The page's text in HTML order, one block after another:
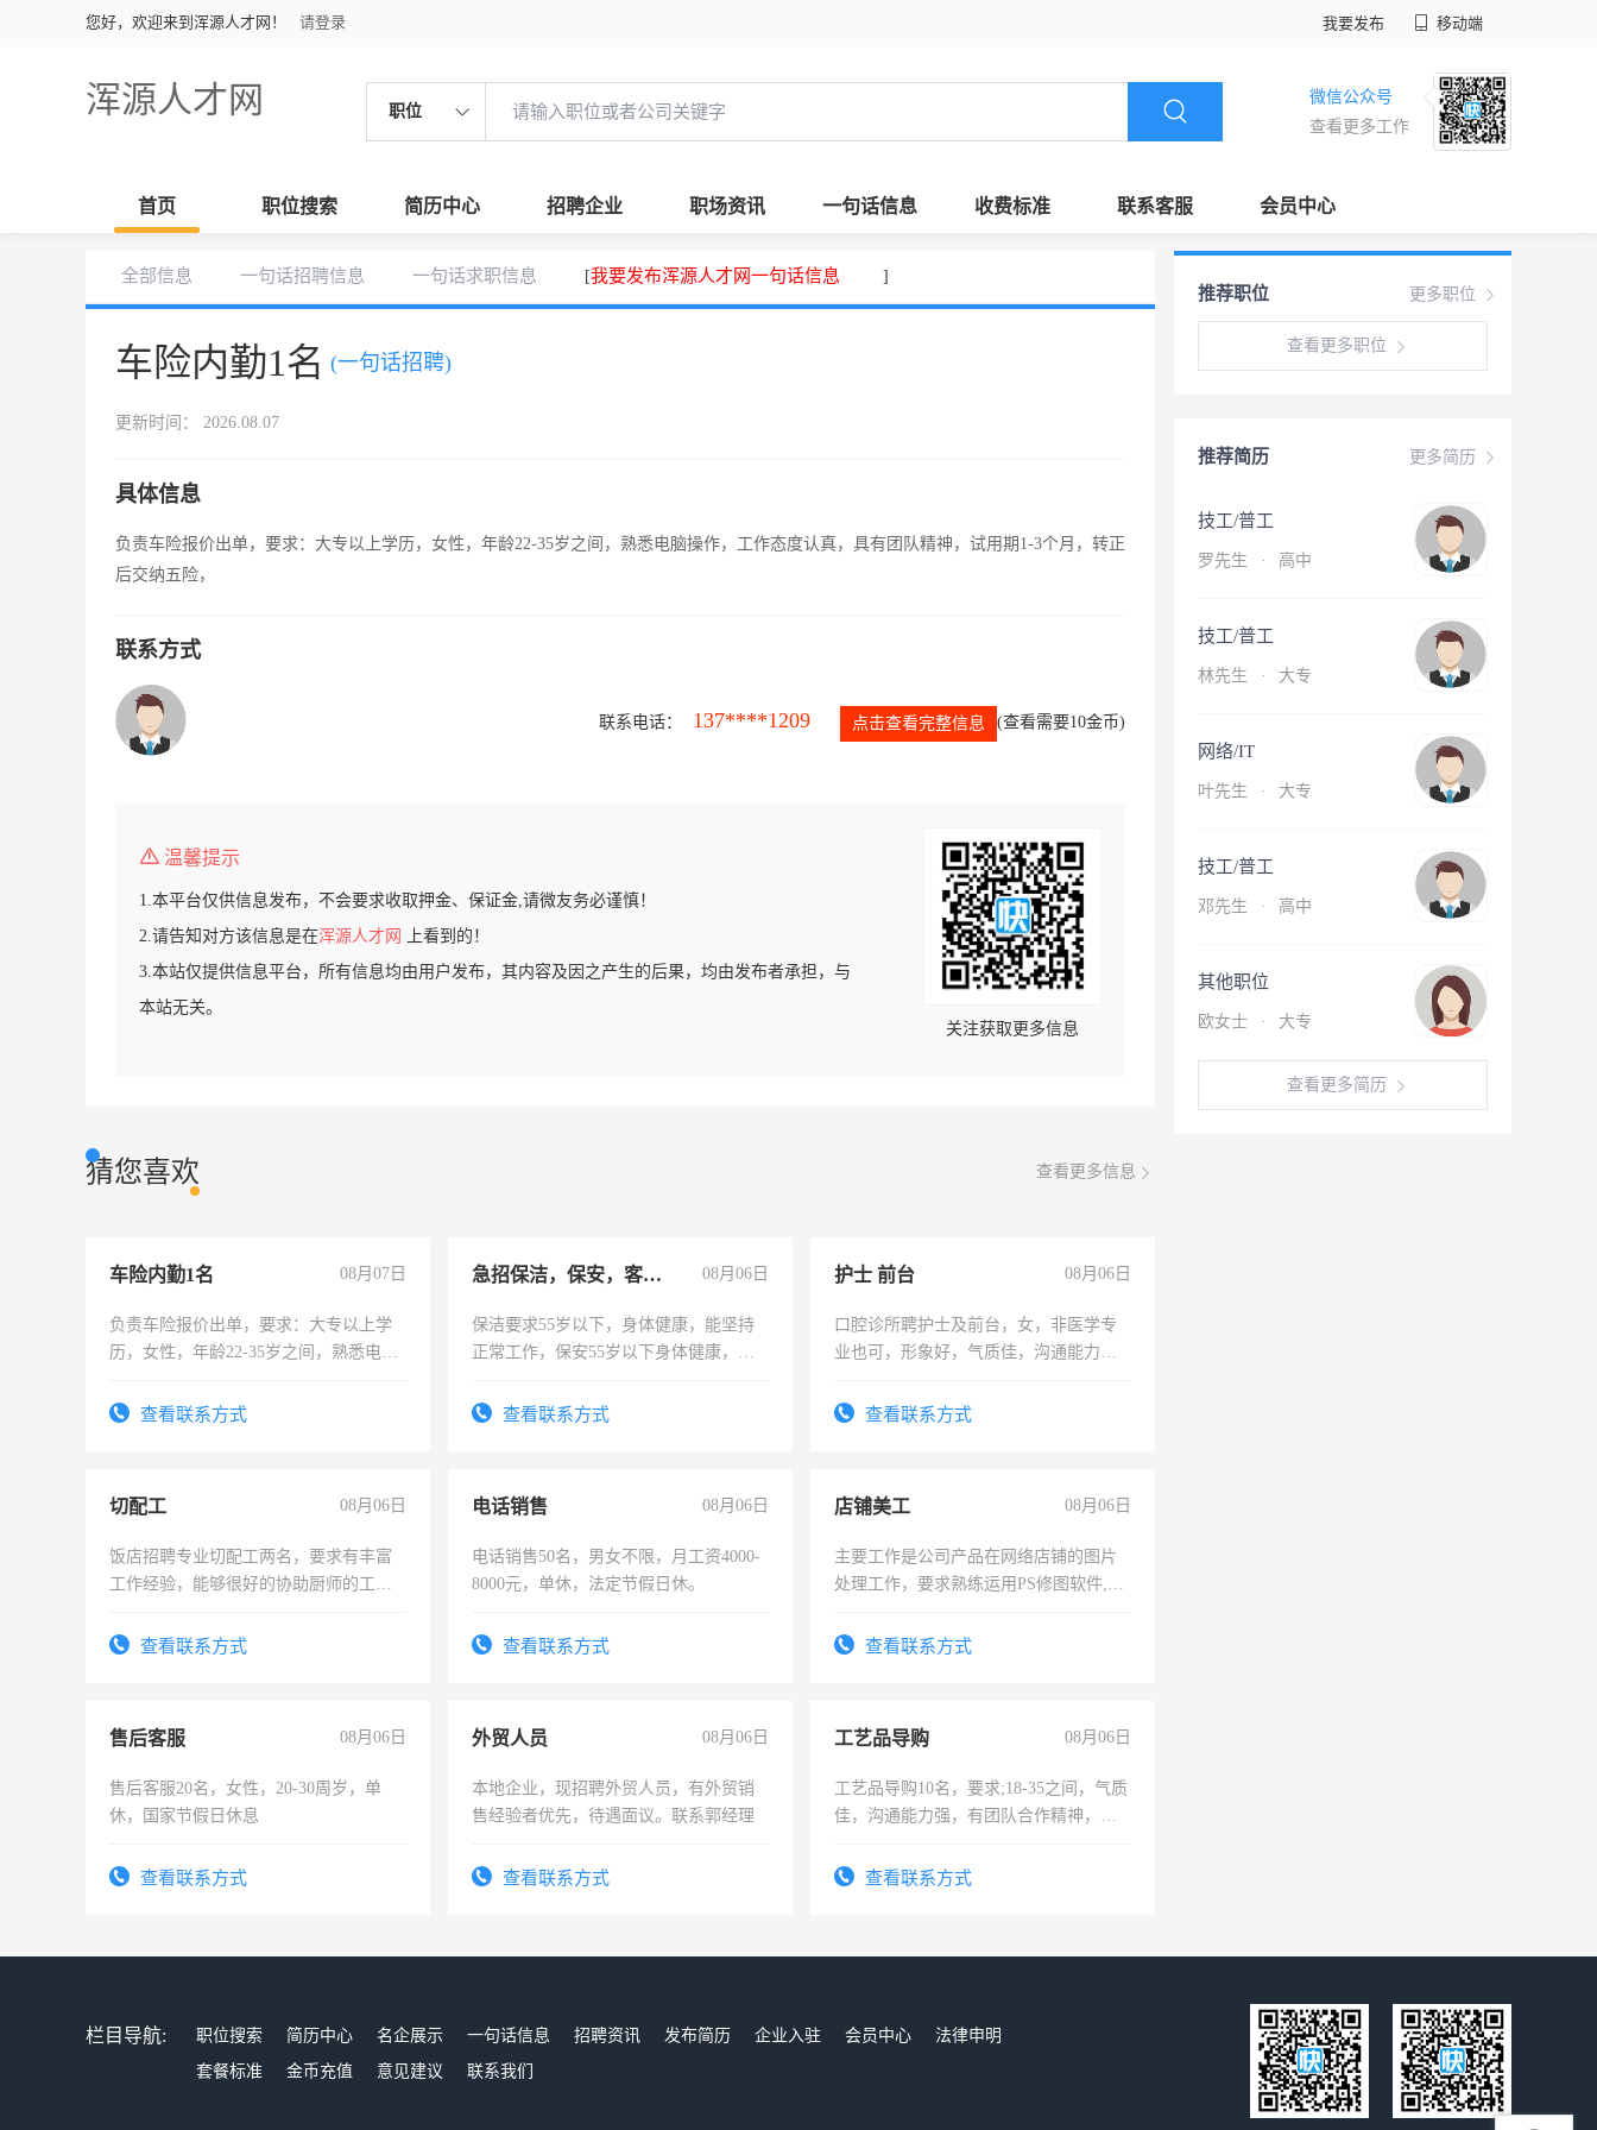
您好，欢迎来到浑源人才网！ 请登录 我要发布 移动端
浑源人才网 职位
微信公众号
查看更多工作
首页 职位搜索 简历中心 招聘企业 职场资讯 一句话信息 收费标准 联系客服 会员中心
全部信息 一句话招聘信息 一句话求职信息 [我要发布浑源人才网一句话信息 ]
车险内勤1名 (一句话招聘)
更新时间： 2026.08.07
具体信息
负责车险报价出单，要求：大专以上学历，女性，年龄22-35岁之间，熟悉电脑操作，工作态度认真，具有团队精神，试用期1-3个月，转正
后交纳五险，
联系方式
联系电话： 137****1209 点击查看完整信息 (查看需要10金币)
温馨提示
1.本平台仅供信息发布，不会要求收取押金、保证金,请微友务必谨慎！
2.请告知对方该信息是在浑源人才网
上看到的！
3.本站仅提供信息平台，所有信息均由用户发布，其内容及因之产生的后果，均由发布者承担，与
本站无关。
关注获取更多信息
猜您喜欢 查看更多信息
车险内勤1名 08月07日
负责车险报价出单，要求：大专以上学
历，女性，年龄22-35岁之间，熟悉电脑
试用期1-3个月，转正后交纳五险，
查看联系方式
急招保洁，保安，客服，工程 08月06日
保洁要求55岁以下，身体健康，能坚持
正常工作，保安55岁以下身体健康，有
录，客服要求45岁以下高中以上文化，
查看联系方式
护士 前台 08月06日
口腔诊所聘护士及前台，女，非医学专
业也可，形象好，气质佳，沟通能力
查看联系方式
切配工 08月06日
饭店招聘专业切配工两名，要求有丰富
工作经验，能够很好的协助厨师的工
4500。查看联系方式
电话销售 08月06日
电话销售50名，男女不限，月工资4000-
8000元，单休，法定节假日休。
查看联系方式
店铺美工 08月06日
主要工作是公司产品在网络店铺的图片
处理工作，要求熟练运用PS修图软件,工
查看联系方式
售后客服 08月06日
售后客服20名，女性，20-30周岁，单
休，国家节假日休息
查看联系方式
外贸人员 08月06日
本地企业，现招聘外贸人员，有外贸销
售经验者优先，待遇面议。联系郭经理
查看联系方式
工艺品导购 08月06日
工艺品导购10名，要求;18-35之间，气质
佳，沟通能力强，有团队合作精神，有
查看联系方式
更多职位
推荐职位
查看更多职位
更多简历
推荐简历
技工/普工
罗先生 · 高中
技工/普工
林先生 · 大专
网络/IT
叶先生 · 大专
技工/普工
邓先生 · 高中
其他职位
欧女士 · 大专
查看更多简历
栏目导航: 职位搜索 简历中心 名企展示 一句话信息 招聘资讯 发布简历 企业入驻 会员中心
法律申明
套餐标准
金币充值 意见建议 联系我们